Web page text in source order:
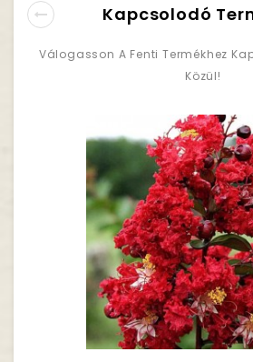
Kapcsolodó
Válogasson A Fenti Termékhez
Közül!